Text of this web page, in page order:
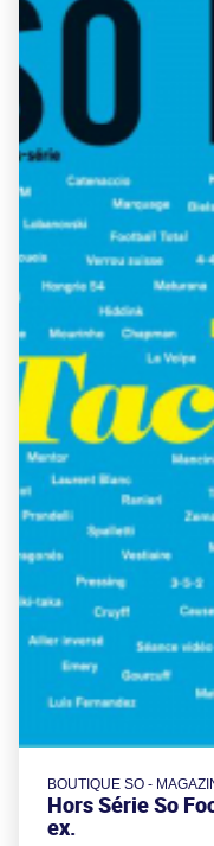
BOUTIQUE SO -
Hors Série So
ex.